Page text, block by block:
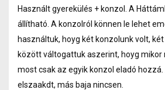
Használt gyerekülés + konzol. A
állítható. A konzolról können le lehet
használtuk, hoyg két konzolunk volt,
között váltogattuk aszerint, hoyg mikor
most csak az egyik konzol eladó
elszaakdt, más baja nincsen.